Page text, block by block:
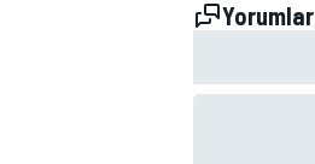
WRC
Yorumlar